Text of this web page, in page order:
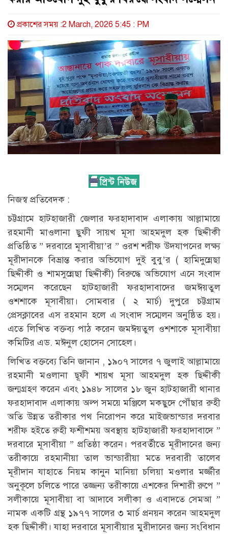
প্রকাশের সময় :2 March, 2026 5:45 : PM
নিজস্ব প্রতিবেদক :
চট্টগ্রামে হাটহাজারী জেলার ফরহাদাবাদ এলাকায় আল্লামায়ে
রহমানী মাওলানা ছুফী সায়খ মূসা আহমদুল হক ছিদ্দীকী
প্রতিষ্ঠিত ” দরবারে মূসাবীয়া’র ” ওরশ শরীফ উদযাপনের লক্ষ্য
মূরীদানকে বিভ্রান্ত করার অভিযোগ দুই বুবু’র ( হামিদুন্নেছা
ছিদ্দীকী ও শামসুন্নেছা ছিদ্দীকী) বিরুদ্ধে অভিযোগ এনে সংবাদ
সম্মেলন করেছেন হাটহাজারী ফরহাদাবাদের জমঈয়তুল
ওশশাকে মূসাবীয়া। সোমবার ( ২ মার্চ) দুপুরে চট্টগ্রাম
প্রেসক্লাবের এস রহমান হলে এ সংবাদ সম্মেলন অনুষ্ঠিত হয়।
এতে লিখিত বক্তব্য পাঠ করেন জমঈয়তুল ওশশাকে মূসাবীয়া
কমিটির এড. মঈনুল হোসেন সোহেল।
লিখিত বক্তব্যে তিনি জানান , ১৯০৭ সালের ৭ জুলাই আল্লামায়ে
রহমানী মওলানা ছূফী শায়খ মূসা আহমদুল হক ছিদ্দীকী
জন্মগ্রহণ করেন এবং ১৯৪৮ সালের ১৮ জুন হাটহাজারী থানার
ফরহাদাবাদ এলাকায় অল্প সময়ে মঞ্জিলে মকছুদে পৌঁছার রুহী
অতি উন্নত তরীকার পথ নিরোপন করে মাইজভান্ডার দরবার
শরীফ হইতে রুহী ফশীশময় অবস্থায় হাটহাজারী ফরহাদাবাদে ”
দরবারে মূসাবীয়া ” প্রতিষ্ঠা করেন। পরবর্তীতে মূরীদানের জন্য
তরীকায়ে রহমানীয়া তাল ভান্ডারীয়া মতে দরবারী তালেব
মূরীদান যাহাতে নিয়ম কানুন মানিয়া চলিয়া মওলার মর্জ্জীর
অনুকূলে চলিতে পারে তজ্জন্য তরীকায়ে এশকের দিশারী রুপে ”
সলীকায়ে মূসাবীয়া বা আদাবে সলীকা ও এবাদতে সেমআ ”
নামক একটি গ্রন্থ ১৯৭৭ সালের ৩ মার্চ প্রনয়ন করেন আহমদুল
হক ছিদ্দীকী। যাহা দরবারে মূসাবীয়ার মুরীদানের জন্য সংবিধান